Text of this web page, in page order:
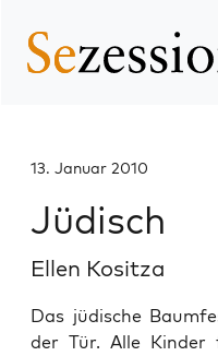
13. Januar 2010
Jüdisch
Ellen Kositza
Das jüdische
der Tür. Alle Kinder